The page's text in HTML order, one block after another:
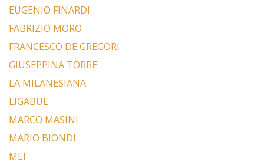
EUGENIO FINARDI
FABRIZIO MORO
FRANCESCO DE GREGORI
GIUSEPPINA TORRE
LA MILANESIANA
LIGABUE
MARCO MASINI
MARIO BIONDI
MEI